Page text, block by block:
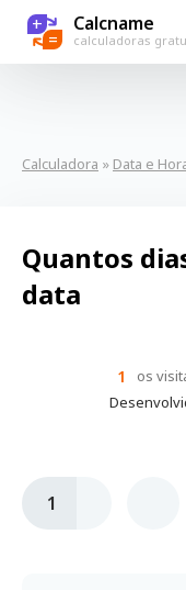
+
=
Calcname
calculadoras
Calculadora » Data e
Quantos
data
1
os
1